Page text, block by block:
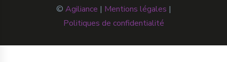
© Agiliance | Mentions légales |
Politiques de confidentialité